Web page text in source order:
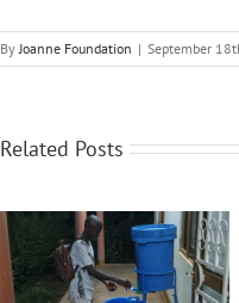
By Joanne Foundation | September
Related Posts